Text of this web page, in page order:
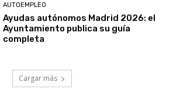
AUTOEMPLEO
Ayudas autónomos Madrid 2026: el
Ayuntamiento publica su guía
completa
Cargar más